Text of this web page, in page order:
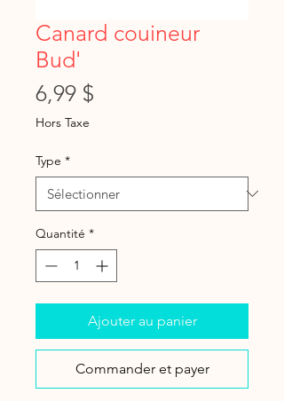
Canard couineur
Bud'
6,99 $
Hors Taxe
Type *
Quantité *
Ajouter au panier
Commander et payer